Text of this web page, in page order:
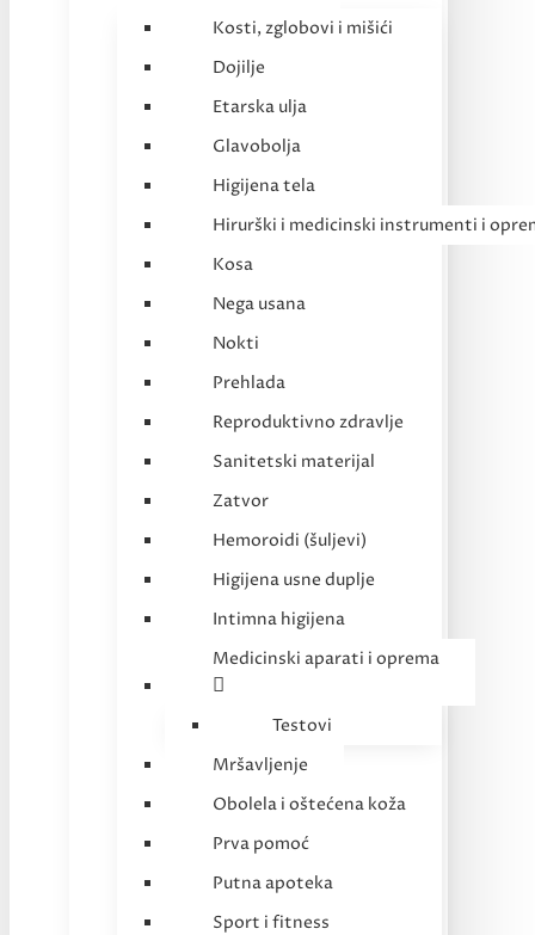
Kosti, zglobovi i mišići
Dojilje
Etarska ulja
Glavobolja
Higijena tela
Hirurški i medicinski instrumenti i
Kosa
Nega usana
Nokti
Prehlada
Reproduktivno zdravlje
Sanitetski materijal
Zatvor
Hemoroidi (šuljevi)
Higijena usne duplje
Intimna higijena
Medicinski aparati i oprema
Testovi
Mršavljenje
Obolela i oštećena koža
Prva pomoć
Putna apoteka
Sport i fitness